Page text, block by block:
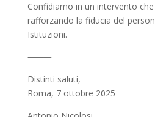
Confidiamo in un intervento
rafforzando la fiducia del
Istituzioni.
⸻
Distinti saluti,
Roma, 7 ottobre 2025